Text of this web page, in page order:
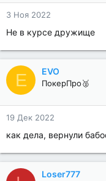
3 Ноя 2022
Не в курсе дружище
E EVO
ПокерПро🥈
19 Дек 2022
как дела, вернули
Loser777